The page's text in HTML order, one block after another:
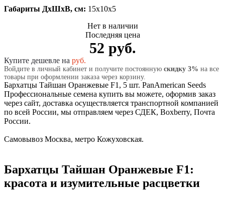
Габариты ДхШхВ, см: 15x10x5
Нет в наличии
Последняя цена
52 руб.
Купите дешевле на руб.
Войдите в личный кабинет и получите постоянную скидку 3% на все
товары при оформлении заказа через корзину.
Бархатцы Тайшан Оранжевые F1, 5 шт. PanAmerican Seeds
Профессиональные семена купить вы можете, оформив заказ
через сайт, доставка осуществляется транспортной компанией
по всей России, мы отправляем через СДЕК, Boxberry, Почта
России.
Самовывоз Москва, метро Кожуховская.
Бархатцы Тайшан Оранжевые F1:
красота и изумительные расцветки